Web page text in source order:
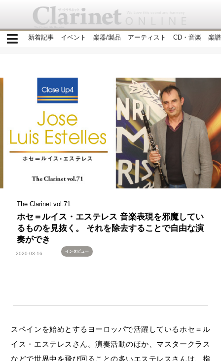
新着記事 イベント 楽器/製品 アーティスト CD・音楽 楽
The Clarinet vol.71
ホセ＝ルイス・エステレス 音楽表現を邪魔してい
るものを見抜く。 それを除去することで自由な演
奏ができ
2020-03-16 インタビュー
スペインを始めとするヨーロッパで活躍しているホセ＝ル
イス・エステレスさん。演奏活動のほか、マスタークラス
などで世界中を飛び回ることの多いエステレスさんは、指